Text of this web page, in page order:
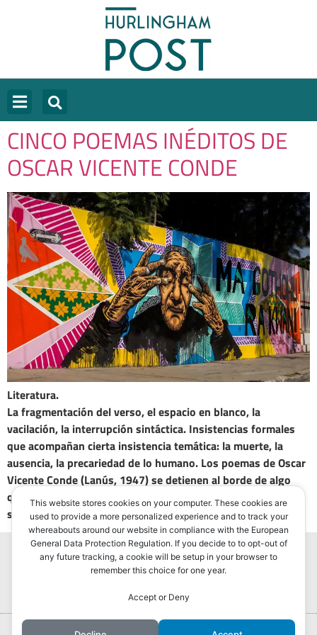
CINCO POEMAS INÉDITOS DE
OSCAR VICENTE CONDE
Literatura.
La fragmentación del verso, el espacio en blanco, la
vacilación, la interrupción sintáctica. Insistencias formales
que acompañan cierta insistencia temática: la muerte, la
ausencia, la precariedad de lo humano. Los poemas de Oscar
Vicente Conde (Lanús, 1947) se detienen al borde de algo
que el lenguaje no consigue capturar. Hay preguntas que
sobreviven al cuerpo. El tiempo no clausura nada.
Portada Hurlingham Post ®2022
This website stores cookies on your computer. These cookies are
used to provide a more personalized experience and to track your
whereabouts around our website in compliance with the European
General Data Protection Regulation. If you decide to to opt-out of
any future tracking, a cookie will be setup in your browser to
remember this choice for one year.
Accept or Deny